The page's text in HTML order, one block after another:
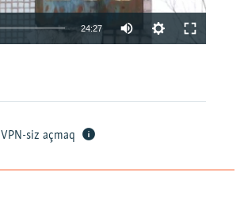
24:27
VPN-siz açmaq